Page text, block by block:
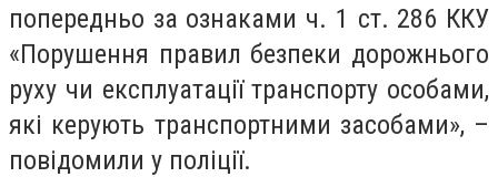
попередньо за ознаками ч. 1 ст. 286 ККУ
«Порушення правил безпеки дорожнього
руху чи експлуатації транспорту особами,
які керують транспортними засобами», –
повідомили у поліції.